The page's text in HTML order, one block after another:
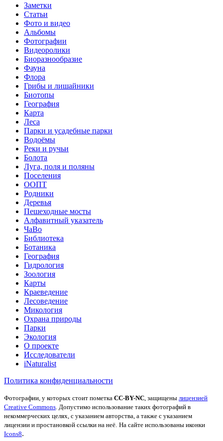
Заметки
Статьи
Фото и видео
Альбомы
Фотографии
Видеоролики
Биоразнообразие
Фауна
Флора
Грибы и лишайники
Биотопы
География
Карта
Леса
Парки и усадебные парки
Водоёмы
Реки и ручьи
Болота
Луга, поля и поляны
Поселения
ООПТ
Родники
Деревья
Пешеходные мосты
Алфавитный указатель
ЧаВо
Библиотека
Ботаника
География
Гидрология
Зоология
Карты
Краеведение
Лесоведение
Микология
Охрана природы
Парки
Экология
О проекте
Исследователи
iNaturalist
Политика конфиденциальности
Фотографии, у которых стоит пометка CC-BY-NC , защищены лицензией
Creative Commons . Допустимо использование таких фотографий в
некоммерческих целях, с указанием авторства, а также с указанием
лицензии и простановкой ссылки на неё. На сайте использованы иконки
Icons8.